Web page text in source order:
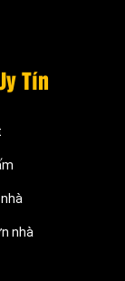
Tín
nhà